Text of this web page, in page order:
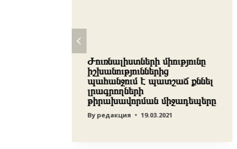
Ժուռնալիստների միությունը
իշխանություններից
պահանջում է պատշաճ քննել
լրագրողների
թիրախավորման միջադեպերը
Byредакция 19.03.2021